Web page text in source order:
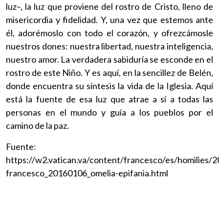
luz–, la luz que proviene del rostro de Cristo, lleno de
misericordia y fidelidad. Y, una vez que estemos ante
él, adorémoslo con todo el corazón, y ofrezcámosle
nuestros dones: nuestra libertad, nuestra inteligencia,
nuestro amor. La verdadera sabiduría se esconde en el
rostro de este Niño. Y es aquí, en la sencillez de Belén,
donde encuentra su síntesis la vida de la Iglesia. Aquí
está la fuente de esa luz que atrae a sí a todas las
personas en el mundo y guía a los pueblos por el
camino de la paz.
Fuente:
https://w2.vatican.va/content/francesco/es/homilies/
francesco_20160106_omelia-epifania.html